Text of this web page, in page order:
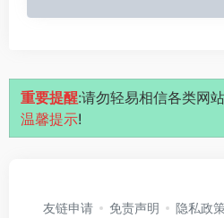
重要提醒:请勿轻易相信各类网
温馨提示!
友链申请 免责声明 隐私政策